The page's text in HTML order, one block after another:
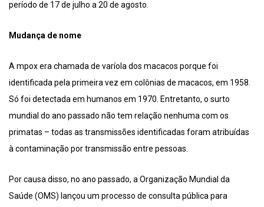
período de 17 de julho a 20 de agosto.
Mudança de nome
A mpox era chamada de varíola dos macacos porque foi
identificada pela primeira vez em colônias de macacos, em 1958.
Só foi detectada em humanos em 1970. Entretanto, o surto
mundial do ano passado não tem relação nenhuma com os
primatas – todas as transmissões identificadas foram atribuídas
à contaminação por transmissão entre pessoas.
Por causa disso, no ano passado, a Organização Mundial da
Saúde (OMS) lançou um processo de consulta pública para